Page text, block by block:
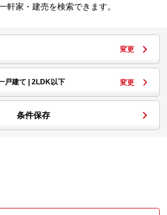
軒家・建売を検索できます。
変更
戸建て | 2LDK以下 変更
条件保存